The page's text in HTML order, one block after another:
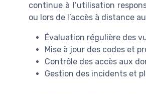
continue à l’utilisation
ou lors de l’accès à distance
Évaluation régulière des
Mise à jour des codes et
Contrôle des accès aux
Gestion des incidents et